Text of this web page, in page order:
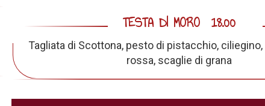
TESTA DI MORO 18.00
Tagliata di Scottona, pesto di pistacchio,
rossa, scaglie di grana